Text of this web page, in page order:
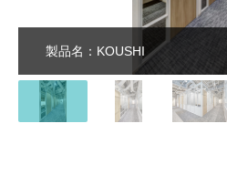
製品名：KOUSHI